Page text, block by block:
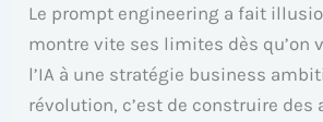
Le prompt engineering a fait
montre vite ses limites dès qu’on
l’IA à une stratégie business
révolution, c’est de construire des